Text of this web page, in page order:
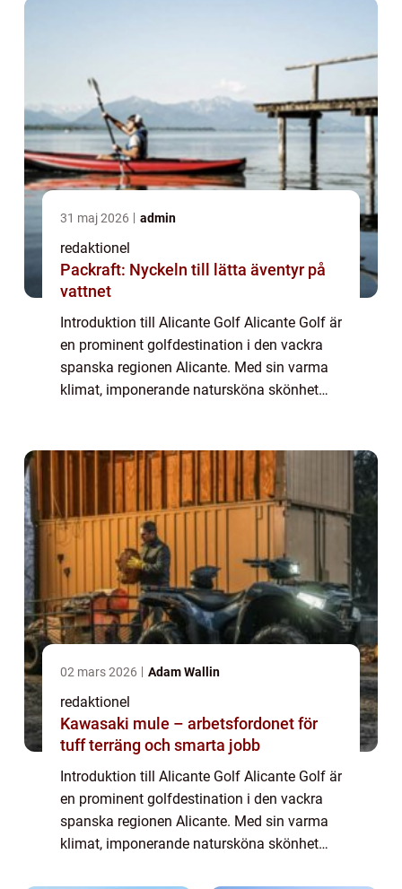
31 maj 2026 admin
redaktionel
Packraft: Nyckeln till lätta äventyr på
vattnet
Introduktion till Alicante Golf Alicante Golf är
en prominent golfdestination i den vackra
spanska regionen Alicante. Med sin varma
klimat, imponerande natursköna skönhet
02 mars 2026 Adam Wallin
redaktionel
Kawasaki mule – arbetsfordonet för
tuff terräng och smarta jobb
Introduktion till Alicante Golf Alicante Golf är
en prominent golfdestination i den vackra
spanska regionen Alicante. Med sin varma
klimat, imponerande natursköna skönhet